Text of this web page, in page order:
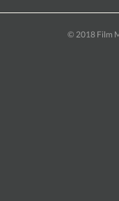
© 2018 Film